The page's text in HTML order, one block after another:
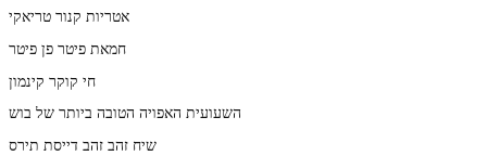
אטריות קנור טריאקי
חמאת פיטר פן פיטר
חי קוקר קינמון
השעועית האפויה הטובה ביותר של בוש
שיח זהב זהב דייסת תירס